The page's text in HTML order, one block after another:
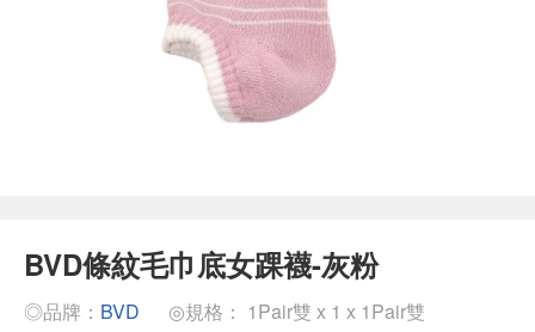
BVD條紋毛巾底女踝襪-灰粉
◎品牌： BVD ◎規格： 1Pair雙 x 1 x 1Pair雙